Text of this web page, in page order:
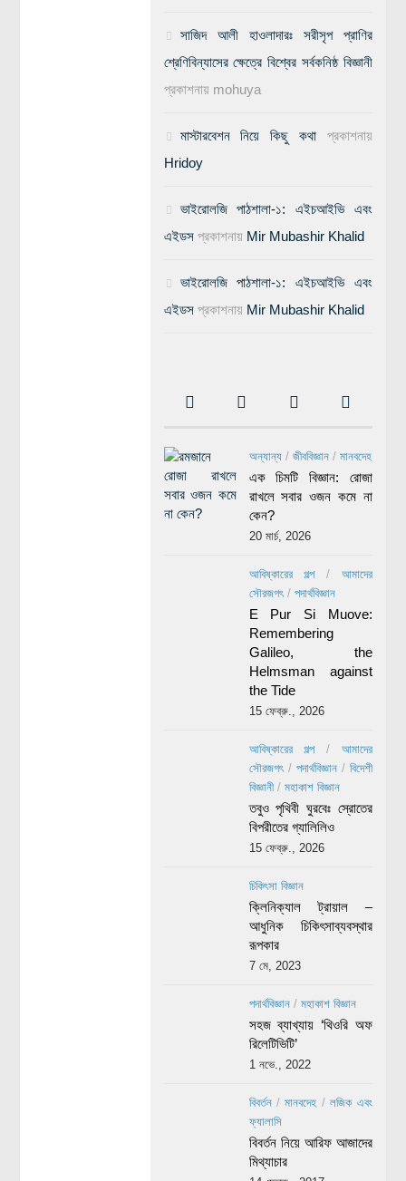
সাজিদ আলী হাওলাদারঃ সরীসৃপ প্রাণির
শ্রেণিবিন্যাসের ক্ষেত্রে বিশ্বের সর্বকনিষ্ঠ বিজ্ঞানী
প্রকাশনায় mohuya
মাস্টারবেশন নিয়ে কিছু কথাপ্রকাশনায়
Hridoy
ভাইরোলজি পাঠশালা-১: এইচআইভি এবং
এইডসপ্রকাশনায় Mir Mubashir Khalid
ভাইরোলজি পাঠশালা-১: এইচআইভি এবং
এইডসপ্রকাশনায় Mir Mubashir Khalid
অন্যান্য/ জীববিজ্ঞান/ মানবদেহ
এক চিমটি বিজ্ঞান: রোজা
রাখলে সবার ওজন কমে না
কেন?
20 মার্চ, 2026
আবিষ্কারের গল্প/ আমাদের
সৌরজগৎ/ পদার্থবিজ্ঞান
E Pur Si Muove:
Remembering
Galileo, the
Helmsman against
the Tide
15 ফেব্রু., 2026
আবিষ্কারের গল্প/ আমাদের
সৌরজগৎ/ পদার্থবিজ্ঞান/ বিদেশী
বিজ্ঞানী/ মহাকাশ বিজ্ঞান
তবুও পৃথিবী ঘুরবেঃ স্রোতের
বিপরীতের গ্যালিলিও
15 ফেব্রু., 2026
চিকিৎসা বিজ্ঞান
ক্লিনিক্যাল ট্রায়াল –
আধুনিক চিকিৎসাব্যবস্থার
রূপকার
7 মে, 2023
পদার্থবিজ্ঞান/ মহাকাশ বিজ্ঞান
সহজ ব্যাখ্যায় ‘থিওরি অফ
রিলেটিভিটি’
1 নভে., 2022
বিবর্তন/মানবদেহ /লজিক এবং
ফ্যালাসি
বিবর্তন নিয়ে আরিফ আজাদের
মিথ্যাচার